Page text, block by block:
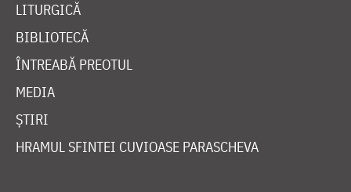
LITURGICĂ
BIBLIOTECĂ
ÎNTREABĂ PREOTUL
MEDIA
ȘTIRI
HRAMUL SFINTEI CUVIOASE PARASCHEVA